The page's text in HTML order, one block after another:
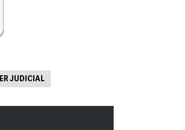
JUDICIAL